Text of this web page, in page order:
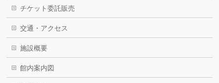
チケット委託販売
交通・アクセス
施設概要
館内案内図